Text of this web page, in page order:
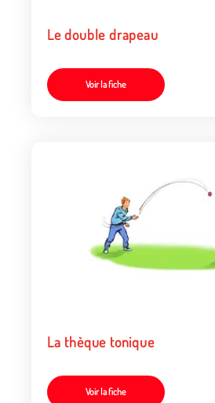
Le double drapeau
Voir la fiche
La thèque tonique
Voir la fiche